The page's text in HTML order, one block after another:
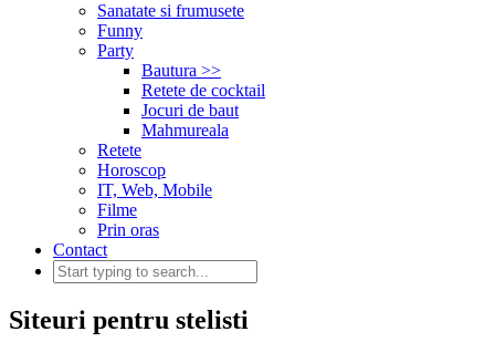
Sanatate si frumusete
Funny
Party
Bautura >>
Retete de cocktail
Jocuri de baut
Mahmureala
Retete
Horoscop
IT, Web, Mobile
Filme
Prin oras
Contact
Siteuri pentru stelisti